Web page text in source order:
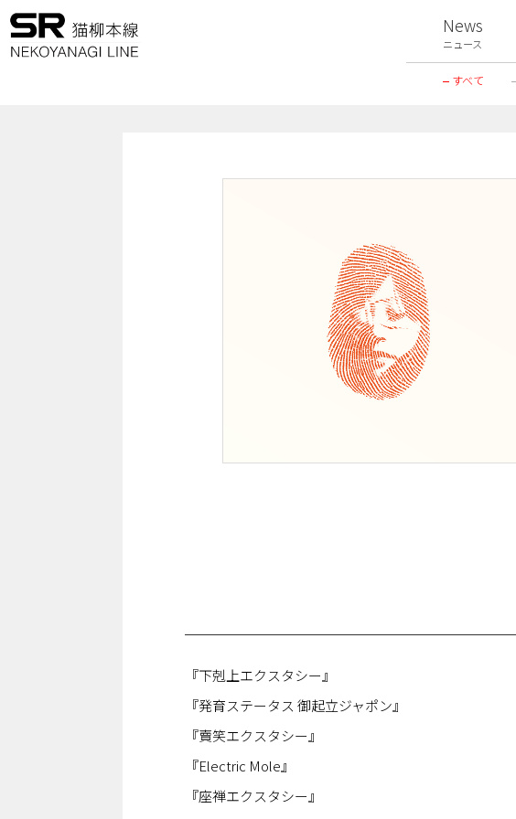
News
ニュース
すべて
『下剋上エクスタシー』
『発育ステータス 御起立ジャポン』
『賣笑エクスタシー』
『Electric Mole』
『座禅エクスタシー』